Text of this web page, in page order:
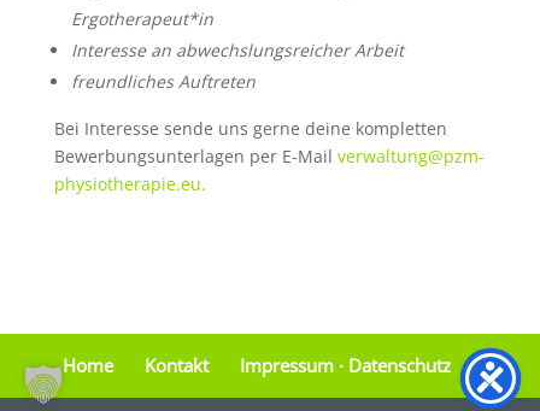
Ergotherapeut*in
Interesse an abwechslungsreicher Arbeit
freundliches Auftreten
Bei Interesse sende uns gerne deine kompletten
Bewerbungsunterlagen per E-Mail verwaltung@pzm-
physiotherapie.eu.
Home Kontakt Impressum · Datenschutz